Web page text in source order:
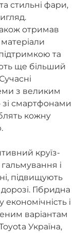
стильні фари,
отримав
та
ще більший
з великим
зі смартфонами
кожну
круїз-
і
підвищують
Гібридна
і
варіантам
Україна,